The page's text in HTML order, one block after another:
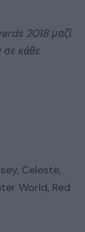
2018 μαζί
σε κάθε
Celeste,
World, Red